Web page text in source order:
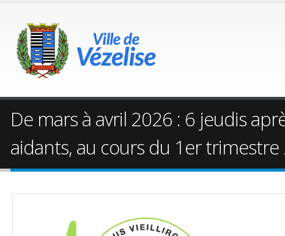
De mars à avril 2026 : 6 jeudis
aidants, au cours du 1er trimestre